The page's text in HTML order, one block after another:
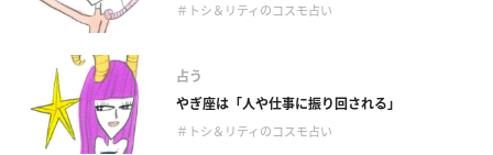
＃トシ＆リティのコスモ占い
占う
やぎ座は「人や仕事に振り回される」
＃トシ＆リティのコスモ占い